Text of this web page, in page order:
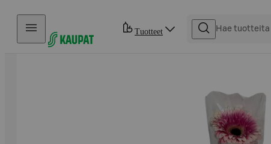
Hyppää sisältöön
Tuotteet